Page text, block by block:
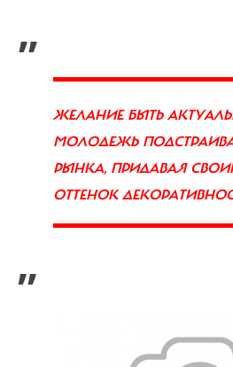
„
ЖЕЛАНИЕ БЫТЬ
МОЛОДЕЖЬ
РЫНКА, ПРИДАВАЯ
ОТТЕНОК
”